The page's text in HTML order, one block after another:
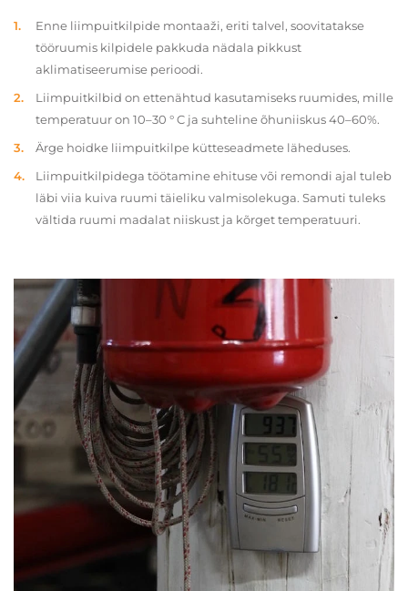
Enne liimpuitkilpide montaaži, eriti talvel, soovitatakse
tööruumis kilpidele pakkuda nädala pikkust
aklimatiseerumise perioodi.
Liimpuitkilbid on ettenähtud kasutamiseks ruumides, mille
temperatuur on 10–30 ° C ja suhteline õhuniiskus 40–60%.
Ärge hoidke liimpuitkilpe kütteseadmete läheduses.
Liimpuitkilpidega töötamine ehituse või remondi ajal tuleb
läbi viia kuiva ruumi täieliku valmisolekuga. Samuti tuleks
vältida ruumi madalat niiskust ja kõrget temperatuuri.